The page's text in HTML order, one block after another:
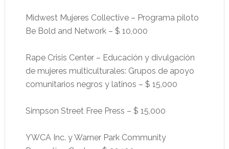
Midwest Mujeres Collective – Programa piloto
Be Bold and Network – $ 10,000
Rape Crisis Center – Educación y divulgación
de mujeres multiculturales: Grupos de apoyo
comunitarios negros y latinos – $ 15,000
Simpson Street Free Press – $ 15,000
YWCA Inc. y Warner Park Community